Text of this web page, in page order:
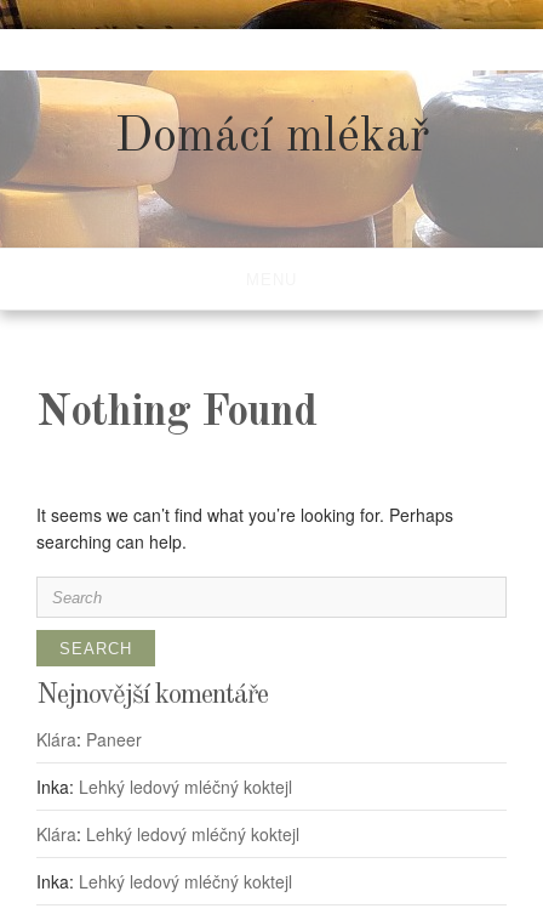
to
content
Domácí mlékař
Nothing Found
It seems we can’t find what you’re looking for. Perhaps
searching can help.
Search
for:
Nejnovější komentáře
Klára: Paneer
Inka: Lehký ledový mléčný koktejl
Klára: Lehký ledový mléčný koktejl
Inka: Lehký ledový mléčný koktejl